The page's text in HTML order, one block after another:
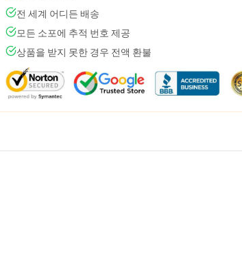
전 세계 어디든 배송
모든 소포에 추적 번호 제공
상품을 받지 못한 경우 전액 환불